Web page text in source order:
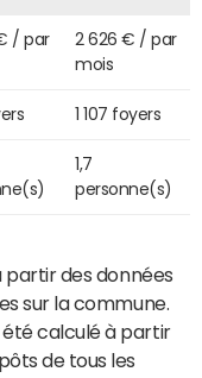
/ par
2 626 € / par
mois
1 107 foyers
1,7
personne(s)
partir des données
sur la commune.
calculé à partir
de tous les